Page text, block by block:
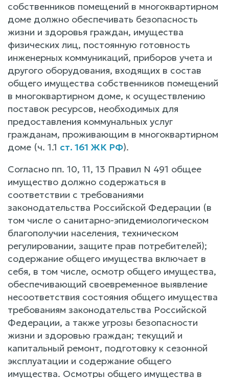
собственников помещений в многоквартирном
доме должно обеспечивать безопасность
жизни и здоровья граждан, имущества
физических лиц, постоянную готовность
инженерных коммуникаций, приборов учета и
другого оборудования, входящих в состав
общего имущества собственников помещений
в многоквартирном доме, к осуществлению
поставок ресурсов, необходимых для
предоставления коммунальных услуг
гражданам, проживающим в многоквартирном
доме (ч. 1.1 ст. 161 ЖК РФ).
Согласно пп. 10, 11, 13 Правил N 491 общее
имущество должно содержаться в
соответствии с требованиями
законодательства Российской Федерации (в
том числе о санитарно-эпидемиологическом
благополучии населения, техническом
регулировании, защите прав потребителей);
содержание общего имущества включает в
себя, в том числе, осмотр общего имущества,
обеспечивающий своевременное выявление
несоответствия состояния общего имущества
требованиям законодательства Российской
Федерации, а также угрозы безопасности
жизни и здоровью граждан; текущий и
капитальный ремонт, подготовку к сезонной
эксплуатации и содержание общего
имущества. Осмотры общего имущества в